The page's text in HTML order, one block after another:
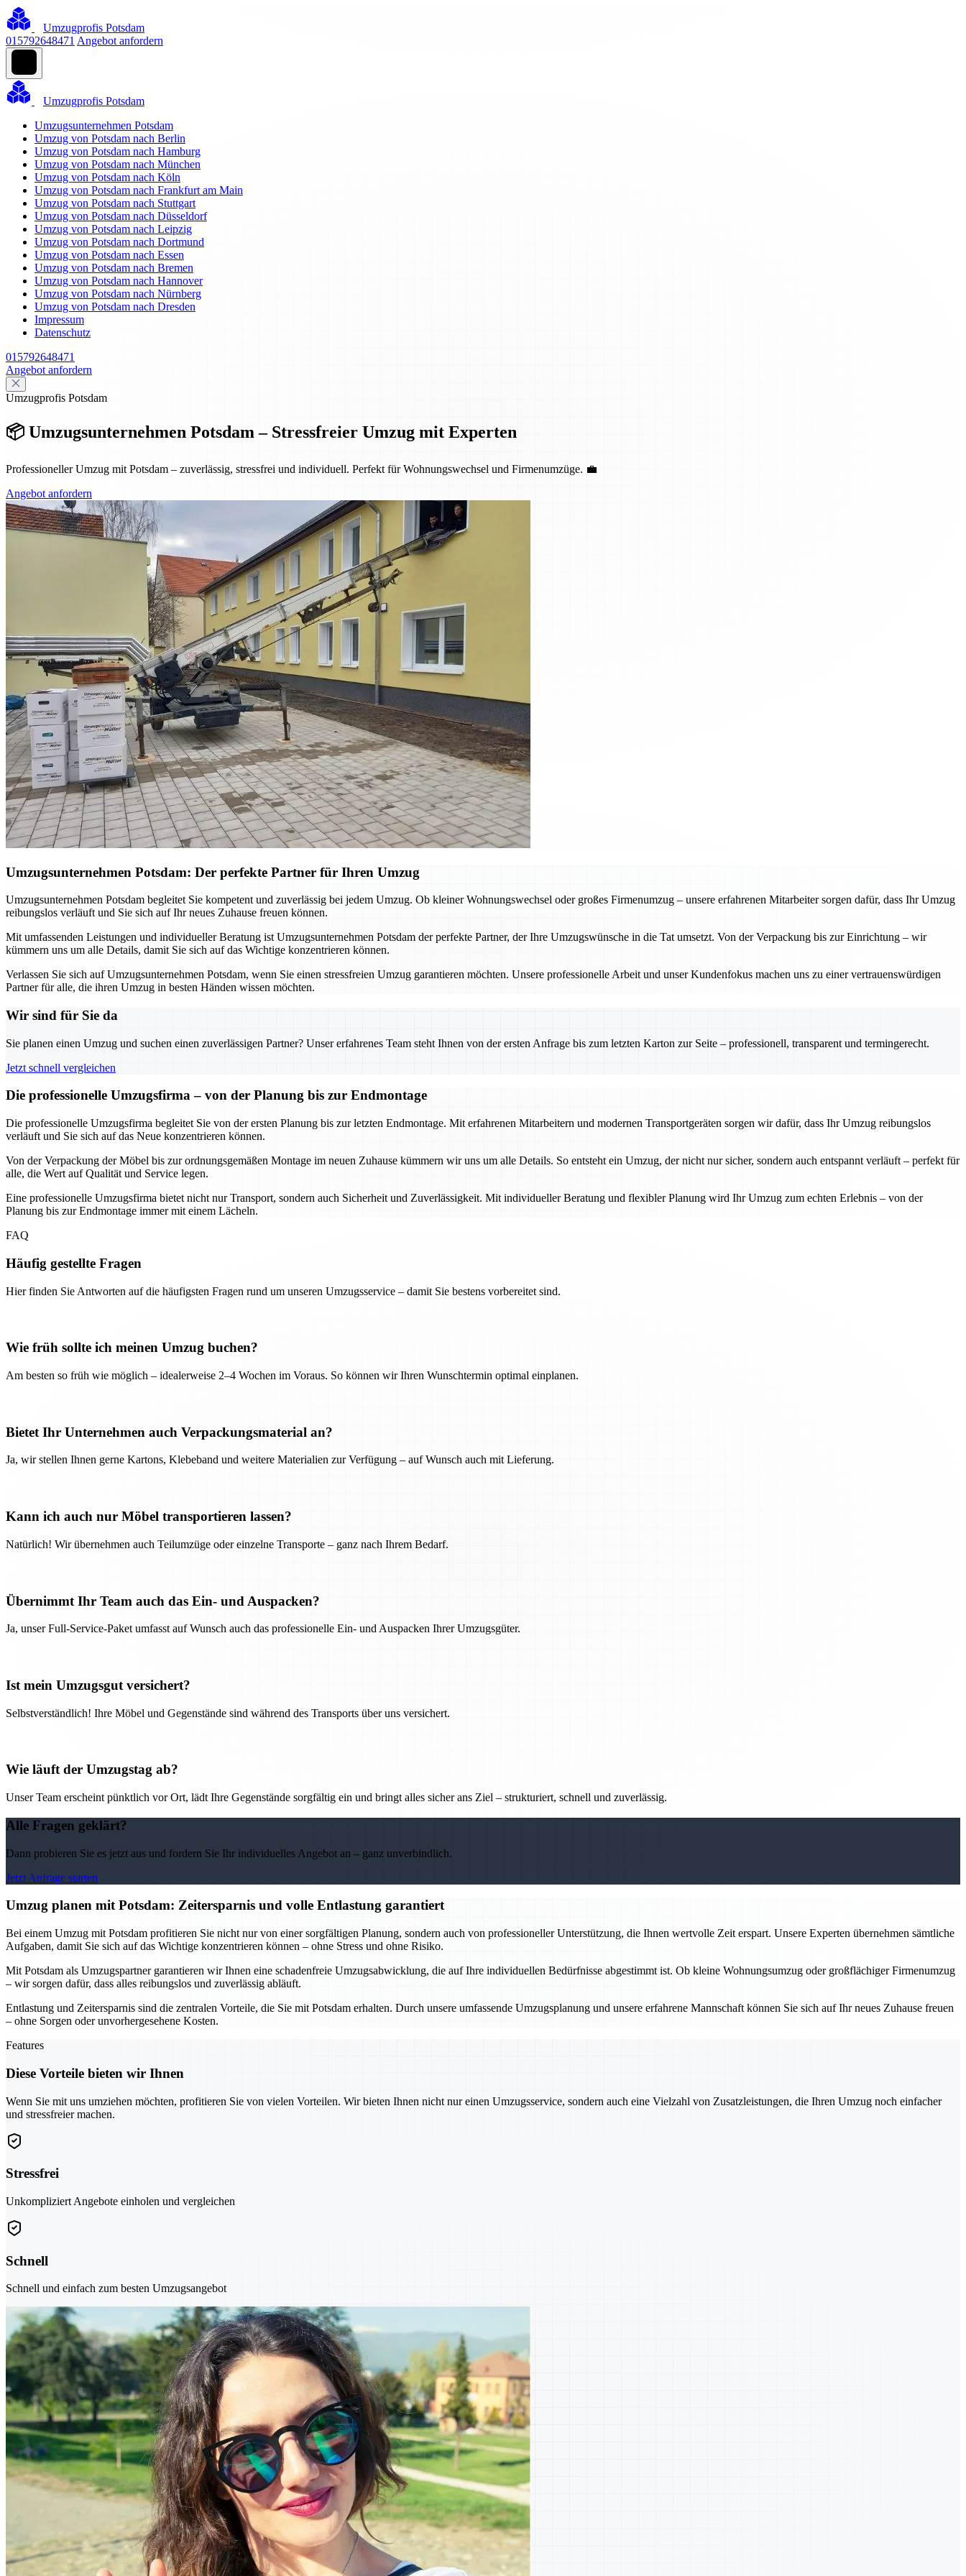
Umzugprofis Potsdam
015792648471 Angebot anfordern
Umzugprofis Potsdam
Umzugsunternehmen Potsdam
Umzug von Potsdam nach Berlin
Umzug von Potsdam nach Hamburg
Umzug von Potsdam nach München
Umzug von Potsdam nach Köln
Umzug von Potsdam nach Frankfurt am Main
Umzug von Potsdam nach Stuttgart
Umzug von Potsdam nach Düsseldorf
Umzug von Potsdam nach Leipzig
Umzug von Potsdam nach Dortmund
Umzug von Potsdam nach Essen
Umzug von Potsdam nach Bremen
Umzug von Potsdam nach Hannover
Umzug von Potsdam nach Nürnberg
Umzug von Potsdam nach Dresden
Impressum
Datenschutz
015792648471
Angebot anfordern
Umzugprofis Potsdam
📦 Umzugsunternehmen Potsdam – Stressfreier Umzug mit Experten
Professioneller Umzug mit Potsdam – zuverlässig, stressfrei und individuell. Perfekt für Wohnungswechsel und Firmenumzüge. 💼
Angebot anfordern
Umzugsunternehmen Potsdam: Der perfekte Partner für Ihren Umzug
Umzugsunternehmen Potsdam begleitet Sie kompetent und zuverlässig bei jedem Umzug. Ob kleiner Wohnungswechsel oder großes Firmenumzug – unsere erfahrenen Mitarbeiter sorgen dafür, dass Ihr Umzug
reibungslos verläuft und Sie sich auf Ihr neues Zuhause freuen können.
Mit umfassenden Leistungen und individueller Beratung ist Umzugsunternehmen Potsdam der perfekte Partner, der Ihre Umzugswünsche in die Tat umsetzt. Von der Verpackung bis zur Einrichtung – wir
kümmern uns um alle Details, damit Sie sich auf das Wichtige konzentrieren können.
Verlassen Sie sich auf Umzugsunternehmen Potsdam, wenn Sie einen stressfreien Umzug garantieren möchten. Unsere professionelle Arbeit und unser Kundenfokus machen uns zu einer vertrauenswürdigen
Partner für alle, die ihren Umzug in besten Händen wissen möchten.
Wir sind für Sie da
Sie planen einen Umzug und suchen einen zuverlässigen Partner? Unser erfahrenes Team steht Ihnen von der ersten Anfrage bis zum letzten Karton zur Seite – professionell, transparent und termingerecht.
Jetzt schnell vergleichen
Die professionelle Umzugsfirma – von der Planung bis zur Endmontage
Die professionelle Umzugsfirma begleitet Sie von der ersten Planung bis zur letzten Endmontage. Mit erfahrenen Mitarbeitern und modernen Transportgeräten sorgen wir dafür, dass Ihr Umzug reibungslos
verläuft und Sie sich auf das Neue konzentrieren können.
Von der Verpackung der Möbel bis zur ordnungsgemäßen Montage im neuen Zuhause kümmern wir uns um alle Details. So entsteht ein Umzug, der nicht nur sicher, sondern auch entspannt verläuft – perfekt für
alle, die Wert auf Qualität und Service legen.
Eine professionelle Umzugsfirma bietet nicht nur Transport, sondern auch Sicherheit und Zuverlässigkeit. Mit individueller Beratung und flexibler Planung wird Ihr Umzug zum echten Erlebnis – von der
Planung bis zur Endmontage immer mit einem Lächeln.
FAQ
Häufig gestellte Fragen
Hier finden Sie Antworten auf die häufigsten Fragen rund um unseren Umzugsservice – damit Sie bestens vorbereitet sind.
Wie früh sollte ich meinen Umzug buchen?
Am besten so früh wie möglich – idealerweise 2–4 Wochen im Voraus. So können wir Ihren Wunschtermin optimal einplanen.
Bietet Ihr Unternehmen auch Verpackungsmaterial an?
Ja, wir stellen Ihnen gerne Kartons, Klebeband und weitere Materialien zur Verfügung – auf Wunsch auch mit Lieferung.
Kann ich auch nur Möbel transportieren lassen?
Natürlich! Wir übernehmen auch Teilumzüge oder einzelne Transporte – ganz nach Ihrem Bedarf.
Übernimmt Ihr Team auch das Ein- und Auspacken?
Ja, unser Full-Service-Paket umfasst auf Wunsch auch das professionelle Ein- und Auspacken Ihrer Umzugsgüter.
Ist mein Umzugsgut versichert?
Selbstverständlich! Ihre Möbel und Gegenstände sind während des Transports über uns versichert.
Wie läuft der Umzugstag ab?
Unser Team erscheint pünktlich vor Ort, lädt Ihre Gegenstände sorgfältig ein und bringt alles sicher ans Ziel – strukturiert, schnell und zuverlässig.
Alle Fragen geklärt?
Dann probieren Sie es jetzt aus und fordern Sie Ihr individuelles Angebot an – ganz unverbindlich.
Jetzt Anfrage starten
Umzug planen mit Potsdam: Zeitersparnis und volle Entlastung garantiert
Bei einem Umzug mit Potsdam profitieren Sie nicht nur von einer sorgfältigen Planung, sondern auch von professioneller Unterstützung, die Ihnen wertvolle Zeit erspart. Unsere Experten übernehmen sämtliche
Aufgaben, damit Sie sich auf das Wichtige konzentrieren können – ohne Stress und ohne Risiko.
Mit Potsdam als Umzugspartner garantieren wir Ihnen eine schadenfreie Umzugsabwicklung, die auf Ihre individuellen Bedürfnisse abgestimmt ist. Ob kleine Wohnungsumzug oder großflächiger Firmenumzug
– wir sorgen dafür, dass alles reibungslos und zuverlässig abläuft.
Entlastung und Zeitersparnis sind die zentralen Vorteile, die Sie mit Potsdam erhalten. Durch unsere umfassende Umzugsplanung und unsere erfahrene Mannschaft können Sie sich auf Ihr neues Zuhause freuen
– ohne Sorgen oder unvorhergesehene Kosten.
Features
Diese Vorteile bieten wir Ihnen
Wenn Sie mit uns umziehen möchten, profitieren Sie von vielen Vorteilen. Wir bieten Ihnen nicht nur einen Umzugsservice, sondern auch eine Vielzahl von Zusatzleistungen, die Ihren Umzug noch einfacher
und stressfreier machen.
Stressfrei
Unkompliziert Angebote einholen und vergleichen
Schnell
Schnell und einfach zum besten Umzugsangebot